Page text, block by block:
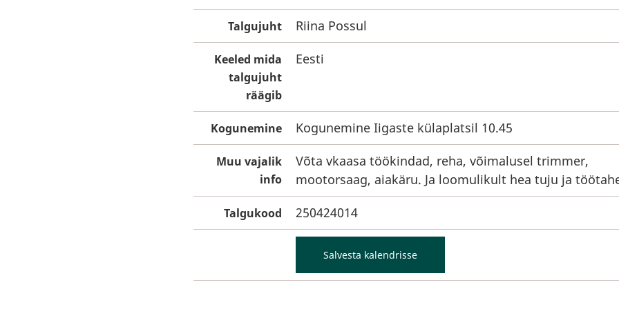
Talgujuht Riina Possul
Keeled mida
talgujuht
räägib
Eesti
Kogunemine Kogunemine Iigaste külaplatsil 10.45
Muu vajalik
info
Võta vkaasa töökindad, reha, võimalusel trimmer,
mootorsaag, aiakäru. Ja loomulikult hea tuju ja
Talgukood 250424014
Salvesta kalendrisse